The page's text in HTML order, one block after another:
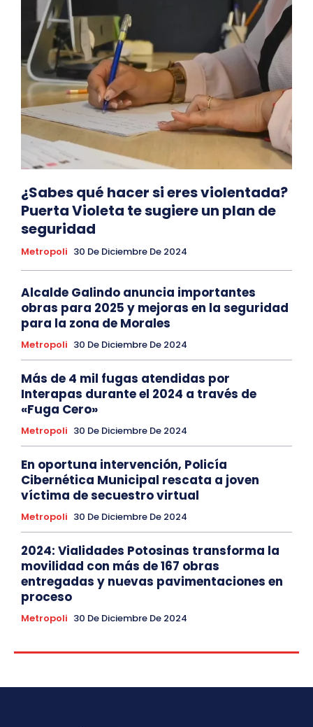
¿Sabes qué hacer si eres violentada?
Puerta Violeta te sugiere un plan de
seguridad
Metropoli 30 De Diciembre De 2024
Alcalde Galindo anuncia importantes
obras para 2025 y mejoras en la seguridad
para la zona de Morales
Metropoli 30 De Diciembre De 2024
Más de 4 mil fugas atendidas por
Interapas durante el 2024 a través de
«Fuga Cero»
Metropoli 30 De Diciembre De 2024
En oportuna intervención, Policía
Cibernética Municipal rescata a joven
víctima de secuestro virtual
Metropoli 30 De Diciembre De 2024
2024: Vialidades Potosinas transforma la
movilidad con más de 167 obras
entregadas y nuevas pavimentaciones en
proceso
Metropoli 30 De Diciembre De 2024